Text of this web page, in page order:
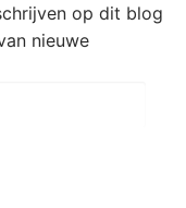
op dit blog
nieuwe